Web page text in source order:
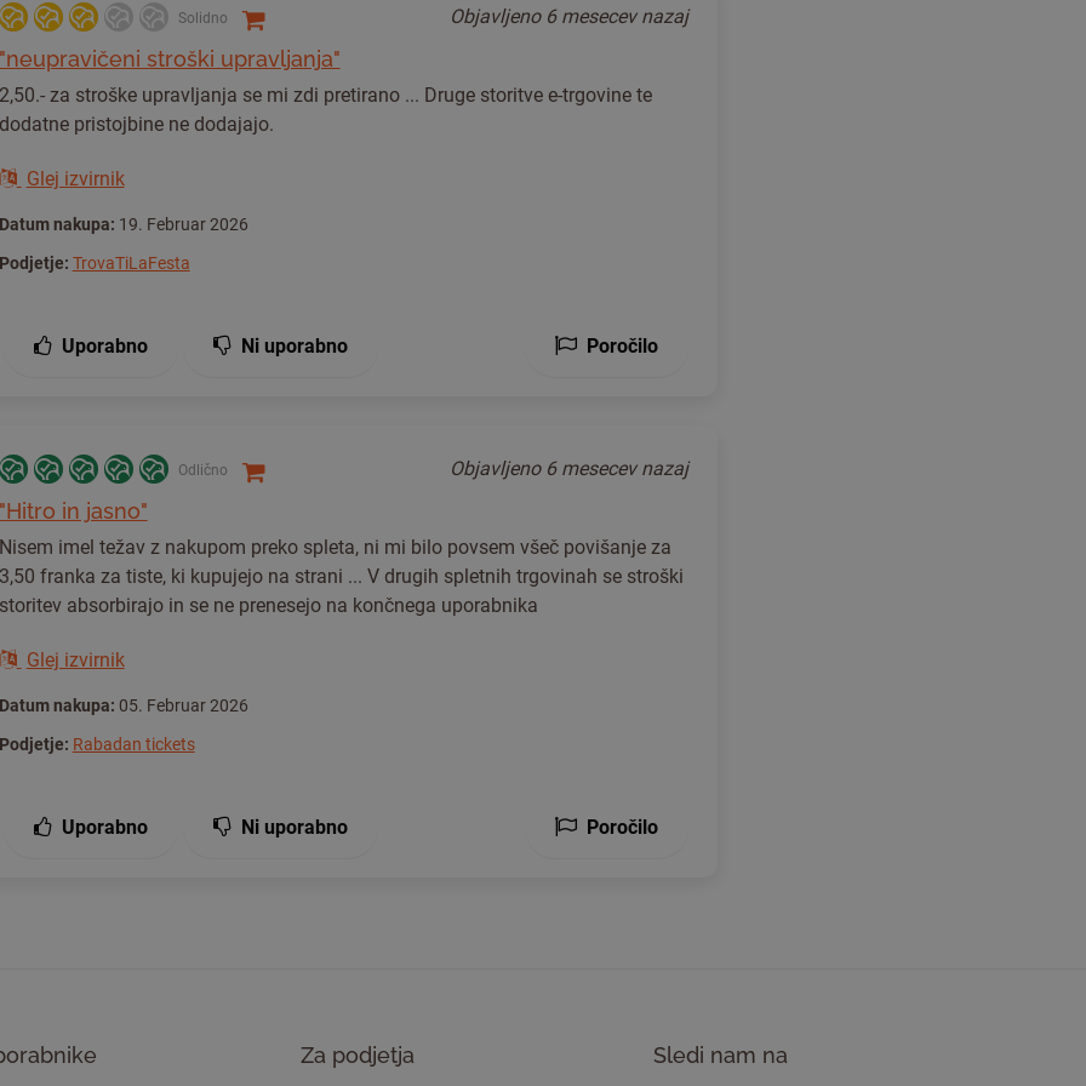
Solidno Objavljeno 6 mesecev nazaj
stroški upravljanja"
za stroške upravljanja se mi zdi pretirano ... Druge storitve e-trgovine te
pristojbine ne dodajajo.
Glej izvirnik
nakupa: 19. Februar 2026
TrovaTiLaFesta
Uporabno Ni uporabno Poročilo
Odlično Objavljeno 6 mesecev nazaj
in jasno"
imel težav z nakupom preko spleta, ni mi bilo povsem všeč povišanje za
franka za tiste, ki kupujejo na strani ... V drugih spletnih trgovinah se stroški
absorbirajo in se ne prenesejo na končnega uporabnika
Glej izvirnik
nakupa: 05. Februar 2026
Rabadan tickets
Uporabno Ni uporabno Poročilo
Za podjetja Sledi nam na